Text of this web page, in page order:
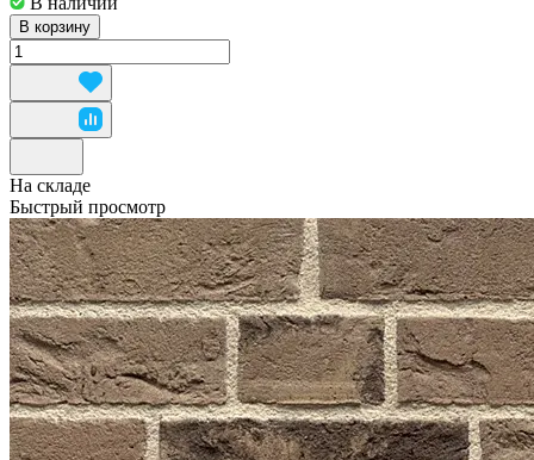
В корзину
На складе
Быстрый просмотр